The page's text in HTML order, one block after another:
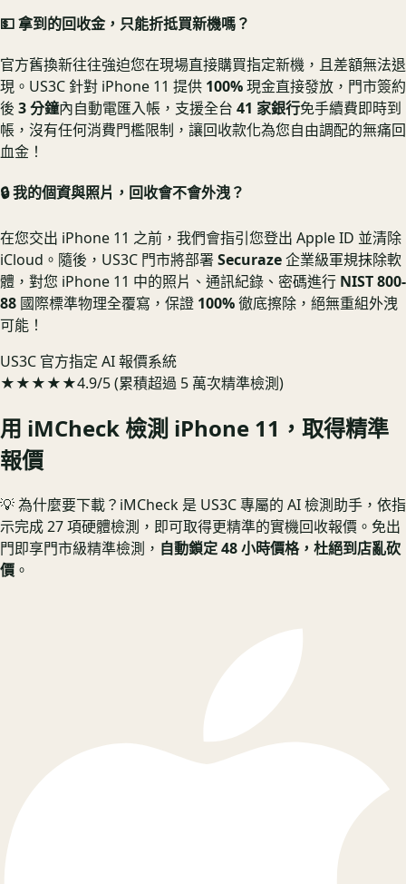
💵 拿到的回收金，只能折抵買新機嗎？
官方舊換新往往強迫您在現場直接購買指定新機，且差額無法退
現。US3C 針對 iPhone 11 提供 100%現金直接發放，門市簽約
後 3 分鐘內自動電匯入帳，支援全台 41 家銀行免手續費即時到
帳，沒有任何消費門檻限制，讓回收款化為您自由調配的無痛回
血金！
🔒 我的個資與照片，回收會不會外洩？
在您交出 iPhone 11 之前，我們會指引您登出 Apple ID 並清除
iCloud。隨後，US3C 門市將部署Securaze企業級軍規抹除軟
體，對您 iPhone 11 中的照片、通訊紀錄、密碼進行 NIST 800-
88 國際標準物理全覆寫，保證 100%徹底擦除，絕無重組外洩
可能！
US3C 官方指定 AI 報價系統
★★★★★4.9/5 (累積超過 5 萬次精準檢測)
用 iMCheck 檢測 iPhone 11 ，取得精準
報價
💡 為什麼要下載？ iMCheck 是 US3C 專屬的 AI 檢測助手，依指
示完成 27 項硬體檢測，即可取得更精準的實機回收報價。 免出
門即享門市級精準檢測， 自動鎖定 48 小時價格，杜絕到店亂砍
價 。